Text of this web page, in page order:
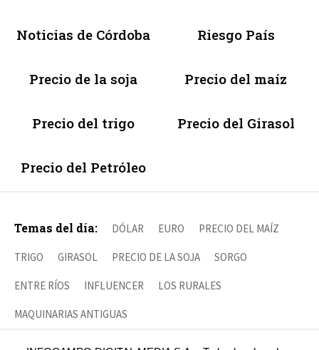
Noticias de Córdoba Riesgo País
Precio de la soja Precio del maíz
Precio del trigo Precio del Girasol
Precio del Petróleo
Temas del día: DÓLAR EURO PRECIO DEL MAÍZ
TRIGO GIRASOL PRECIO DE LA SOJA SORGO
ENTRE RÍOS INFLUENCER LOS RURALES
MAQUINARIAS ANTIGUAS